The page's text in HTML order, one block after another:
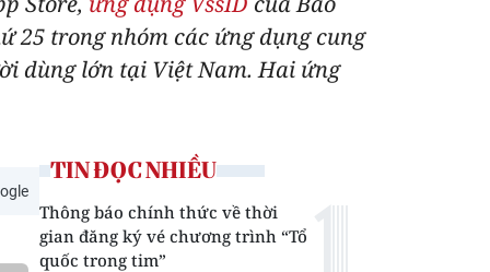
25 trong nhóm các ứng dụng cung
dùng lớn tại Việt Nam. Hai ứng
TIN ĐỌC NHIỀU
Thông báo chính thức về thời
gian đăng ký vé chương trình “Tổ
quốc trong tim”